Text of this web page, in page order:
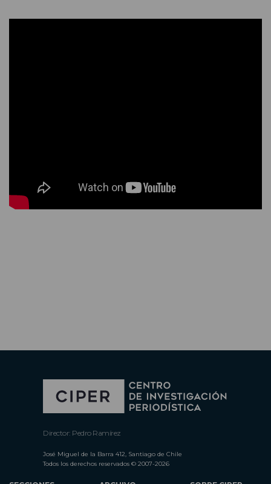
Director: Pedro Ramírez
José Miguel de la Barra 412, Santiago de Chile
Todos los derechos reservados © 2007-2026